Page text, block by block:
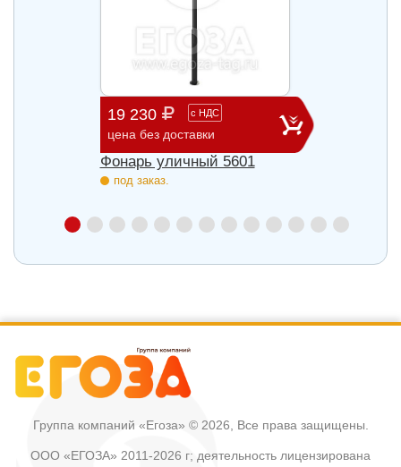
19 230 с НДС
цена без доставки
Фонарь уличный 5601
под заказ.
Группа компаний «Егоза» © 2026, Все права защищены.
ООО «ЕГОЗА» 2011-2026 г; деятельность лицензирована